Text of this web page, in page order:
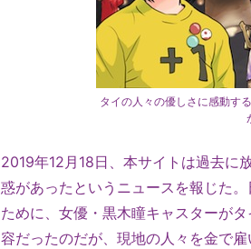
タイの人々の優しさに感動す
2019年12月18日、本サイトは過去に
惑があったというニュースを報じた
ために、女優・黒木瞳キャスターが
容だったのだが、現地の人々を金で